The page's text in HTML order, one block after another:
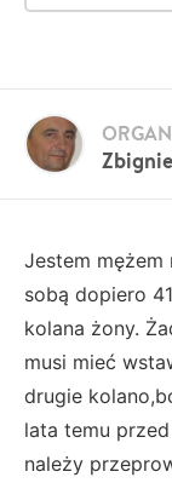
Jestem mężem
sobą dopiero
kolana żony.
musi mieć
drugie
lata temu
należy